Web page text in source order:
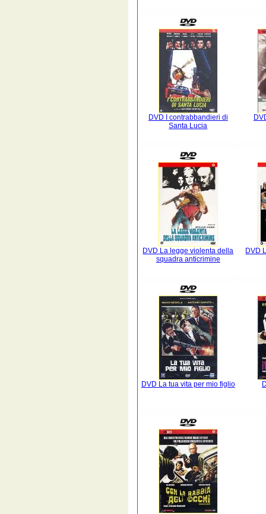
DVD I contrabbandieri di
Santa Lucia
DVD La legge violenta della
squadra anticrimine
DVD
DVD La tua vita per mio figlio